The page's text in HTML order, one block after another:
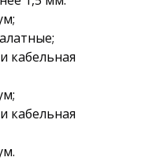
кабельная
кабельная